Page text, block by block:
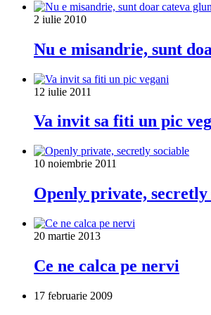
2 iulie 2010
Nu e misandrie, sunt
12 iulie 2011
Va invit sa fiti un pic
10 noiembrie 2011
Openly private, secretly
20 martie 2013
Ce ne calca pe nervi
17 februarie 2009